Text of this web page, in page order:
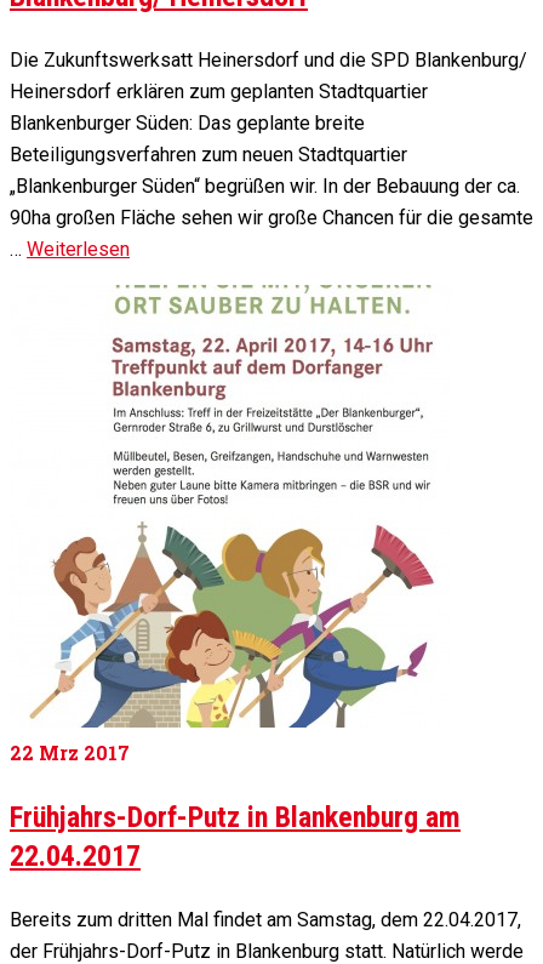
Die Zukunftswerksatt Heinersdorf und die SPD Blankenburg/
Heinersdorf erklären zum geplanten Stadtquartier
Blankenburger Süden: Das geplante breite
Beteiligungsverfahren zum neuen Stadtquartier
„Blankenburger Süden“ begrüßen wir. In der Bebauung der ca.
90ha großen Fläche sehen wir große Chancen für die gesamte
… Weiterlesen
22 Mrz 2017
Frühjahrs-Dorf-Putz in Blankenburg am
22.04.2017
Bereits zum dritten Mal findet am Samstag, dem 22.04.2017,
der Frühjahrs-Dorf-Putz in Blankenburg statt. Natürlich werde